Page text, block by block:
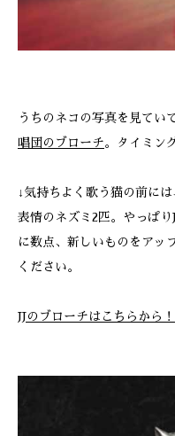
うちのネコの写真を見てい
唱団のブローチ。タイミン
↓気持ちよく歌う猫の前に
表情のネズミ2匹。やっぱり
に数点、新しいものをアッ
ください。
JJのブローチはこちらから！